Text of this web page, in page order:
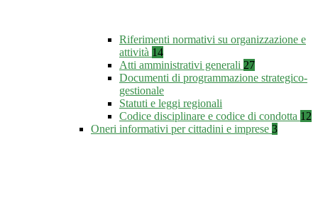
Riferimenti normativi su organizzazione e
attività 14
Atti amministrativi generali 27
Documenti di programmazione strategico-
gestionale
Statuti e leggi regionali
Codice disciplinare e codice di condotta 12
Oneri informativi per cittadini e imprese 3